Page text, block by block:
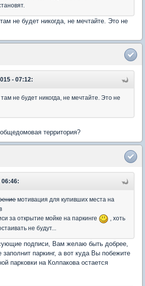
не будет никогда, не мечтайте. Это не
- 07:12:
не будет никогда, не мечтайте. Это не
территория?
06:46:
мотивация для купивших места на
за открытие мойке на паркинге
, хоть
не будут...
подписи, Вам желаю быть добрее,
заполнит паркинг, а вот куда Вы побежите
парковки на Колпакова остается